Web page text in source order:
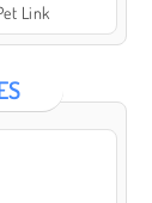
Link